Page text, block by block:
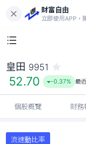
財富自由
立即使用APP，
皇田 9951
52.70 -0.37% 最
個股概覽 財務
流速動比率